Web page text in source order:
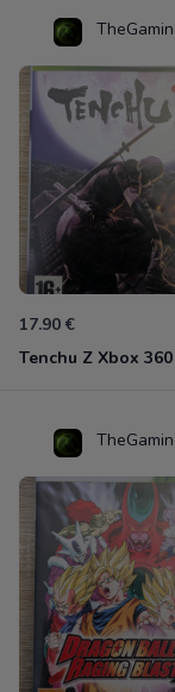
17.90 €
Tenchu Z Xbox 360